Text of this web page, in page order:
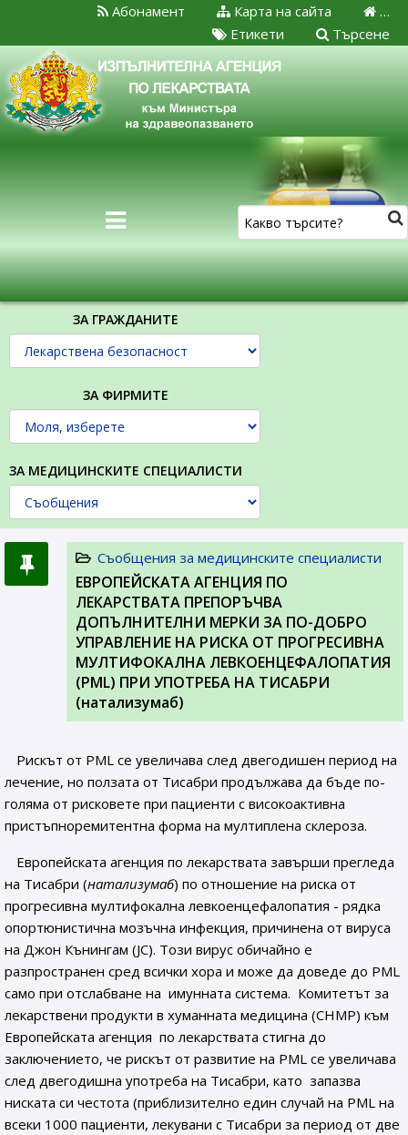
…
Карта на сайта
Абонамент
Търсене
Етикети
ЗА ГРАЖДАНИТЕ
ЗА ФИРМИТЕ
ЗА МЕДИЦИНСКИТЕ СПЕЦИАЛИСТИ
Съобщения за медицинските специалисти
EВРОПЕЙСКАТА АГЕНЦИЯ ПО
ЛЕКАРСТВАТА ПРЕПОРЪЧВА
ДОПЪЛНИТЕЛНИ МЕРКИ ЗА ПО-ДОБРО
УПРАВЛЕНИЕ НА РИСКА ОТ ПРОГРЕСИВНА
МУЛТИФОКАЛНА ЛЕВКОЕНЦЕФАЛОПАТИЯ
(PML) ПРИ УПОТРЕБА НА ТИСАБРИ
(натализумаб)
Рискът от PML се увеличава след двегодишен период на
лечение, но ползата от Тисабри продължава да бъде по-
голяма от рисковете при пациенти с високоактивна
пристъпноремитентна форма на мултиплена склероза.
Европейската агенция по лекарствата завърши прегледа
на Тисабри (натализумаб) по отношение на риска от
прогресивна мултифокална левкоенцефалопатия - рядка
опортюнистична мозъчна инфекция, причинена от вируса
на Джон Кънингам (JC). Този вирус обичайно е
разпространен сред всички хора и може да доведе до PML
само при отслабване на имунната система. Комитетът за
лекарствени продукти в хуманната медицина (СНМР) към
Европейската агенция по лекарствата стигна до
заключението, че рискът от развитие на PML се увеличава
след двегодишна употреба на Тисабри, като запазва
ниската си честота (приблизително един случай на PML на
всеки 1000 пациенти, лекувани с Тисабри за период от две